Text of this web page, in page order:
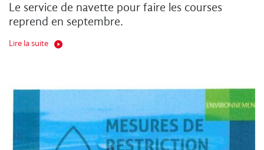
Le service de navette pour faire les courses
reprend en septembre.
Lire la suite